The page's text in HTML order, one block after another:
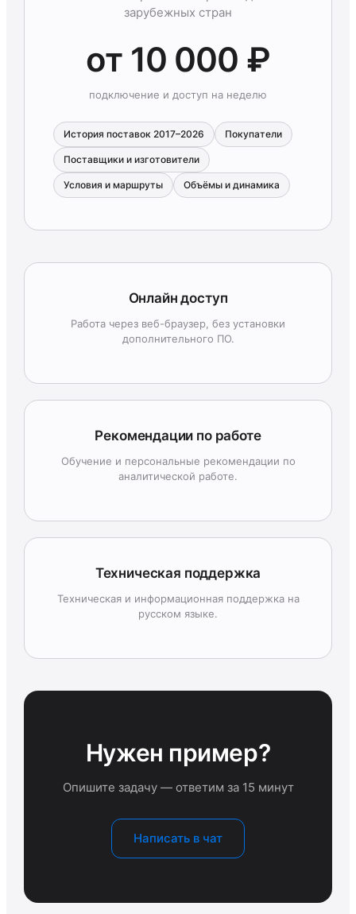
зарубежных стран
от 10 000 ₽
подключение и доступ на неделю
История поставок 2017–2026 Покупатели
Поставщики и изготовители
Условия и маршруты Объёмы и динамика
Онлайн доступ
Работа через веб-браузер, без установки
дополнительного ПО.
Рекомендации по работе
Обучение и персональные рекомендации по
аналитической работе.
Техническая поддержка
Техническая и информационная поддержка на
русском языке.
Нужен пример?
Опишите задачу — ответим за 15 минут
Написать в чат